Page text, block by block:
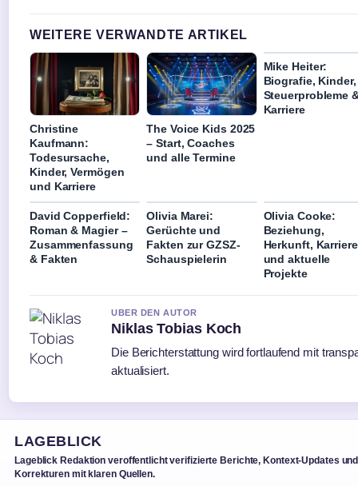
WEITERE VERWANDTE ARTIKEL
Christine
Kaufmann:
Todesursache,
Kinder, Vermögen
und Karriere
The Voice Kids 2025
– Start, Coaches
und alle Termine
Mike Heiter:
Biografie, Kinder,
Steuerprobleme
Karriere
David Copperfield:
Roman & Magier –
Zusammenfassung
& Fakten
Olivia Marei:
Gerüchte und
Fakten zur GZSZ-
Schauspielerin
Olivia Cooke:
Beziehung,
Herkunft, Karriere
und aktuelle
Projekte
UBER DEN AUTOR
Niklas Tobias Koch
Die Berichterstattung wird fortlaufend mit
aktualisiert.
LAGEBLICK
Lageblick Redaktion veroffentlicht verifizierte Berichte, Kontext-Updates und
Korrekturen mit klaren Quellen.